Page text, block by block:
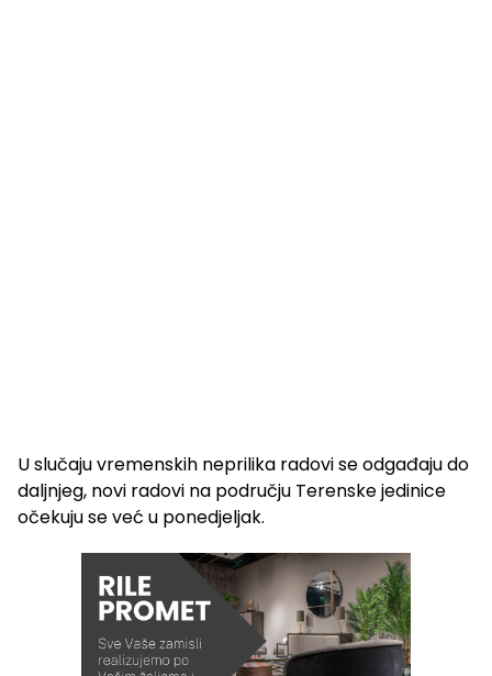
U slučaju vremenskih neprilika radovi se odgađaju do
daljnjeg, novi radovi na području Terenske jedinice
očekuju se već u ponedjeljak.